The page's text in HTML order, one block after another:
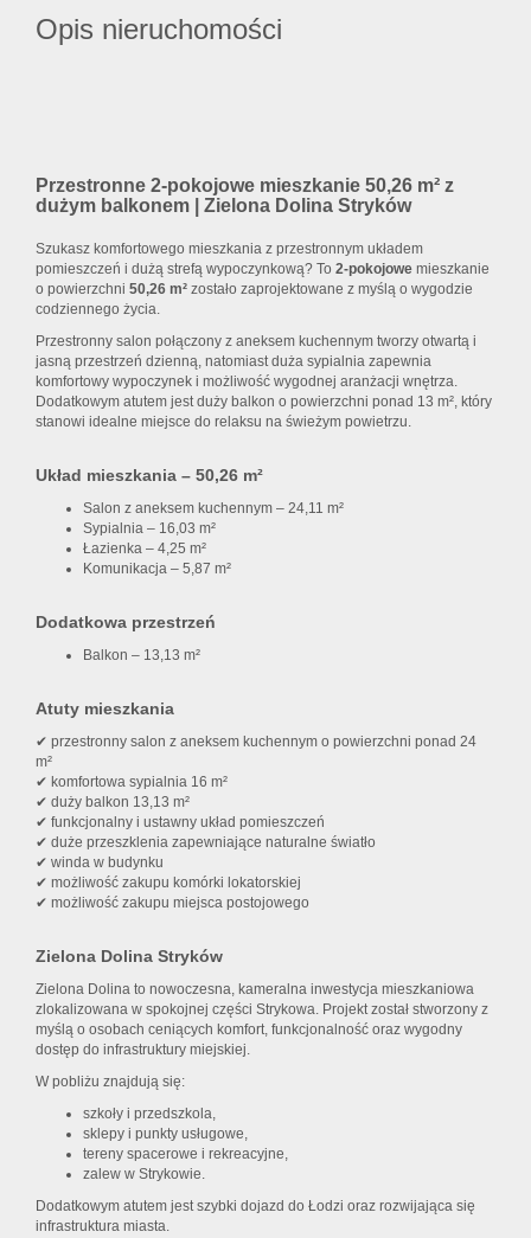
Opis nieruchomości
Przestronne 2-pokojowe mieszkanie 50,26 m² z
dużym balkonem | Zielona Dolina Stryków
Szukasz komfortowego mieszkania z przestronnym układem
pomieszczeń i dużą strefą wypoczynkową? To 2-pokojowe mieszkanie
o powierzchni 50,26 m² zostało zaprojektowane z myślą o wygodzie
codziennego życia.
Przestronny salon połączony z aneksem kuchennym tworzy otwartą i
jasną przestrzeń dzienną, natomiast duża sypialnia zapewnia
komfortowy wypoczynek i możliwość wygodnej aranżacji wnętrza.
Dodatkowym atutem jest duży balkon o powierzchni ponad 13 m², który
stanowi idealne miejsce do relaksu na świeżym powietrzu.
Układ mieszkania – 50,26 m²
Salon z aneksem kuchennym – 24,11 m²
Sypialnia – 16,03 m²
Łazienka – 4,25 m²
Komunikacja – 5,87 m²
Dodatkowa przestrzeń
Balkon – 13,13 m²
Atuty mieszkania
✔ przestronny salon z aneksem kuchennym o powierzchni ponad 24
m²
✔ komfortowa sypialnia 16 m²
✔ duży balkon 13,13 m²
✔ funkcjonalny i ustawny układ pomieszczeń
✔ duże przeszklenia zapewniające naturalne światło
✔ winda w budynku
✔ możliwość zakupu komórki lokatorskiej
✔ możliwość zakupu miejsca postojowego
Zielona Dolina Stryków
Zielona Dolina to nowoczesna, kameralna inwestycja mieszkaniowa
zlokalizowana w spokojnej części Strykowa. Projekt został stworzony z
myślą o osobach ceniących komfort, funkcjonalność oraz wygodny
dostęp do infrastruktury miejskiej.
W pobliżu znajdują się:
szkoły i przedszkola,
sklepy i punkty usługowe,
tereny spacerowe i rekreacyjne,
zalew w Strykowie.
Dodatkowym atutem jest szybki dojazd do Łodzi oraz rozwijająca się
infrastruktura miasta.